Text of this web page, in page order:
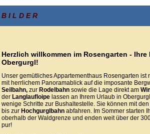
B I L D E R
Herzlich willkommen im Rosengarten -
Obergurgl!
Unser gemütliches Appartementhaus Rosengarten ist
mit herrlichem Panoramablick auf die imposante
Seilbahn, zur Rodelbahn sowie die Lage direkt am
der Langlaufloipe lassen an Ihrem Urlaub in
wenige Schritte zur Bushaltestelle. Sie können mit
bis zur Hochgurglbahn abfahren. Im Sommer starten
oberhalb der Waldgrenze und enden weit über der
pur!